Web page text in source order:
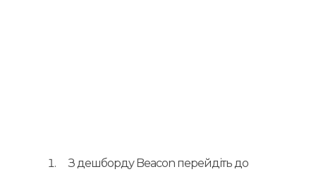
З дешборду Beacon перейдіть до